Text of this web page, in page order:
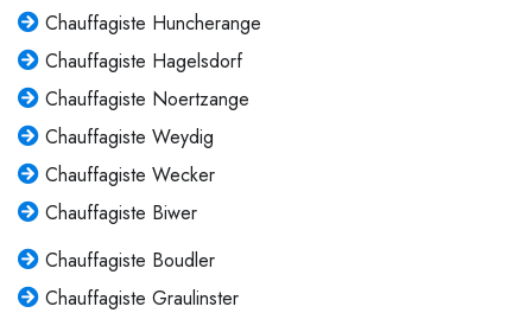
Chauffagiste Huncherange
Chauffagiste Hagelsdorf
Chauffagiste Noertzange
Chauffagiste Weydig
Chauffagiste Wecker
Chauffagiste Biwer
Chauffagiste Boudler
Chauffagiste Graulinster